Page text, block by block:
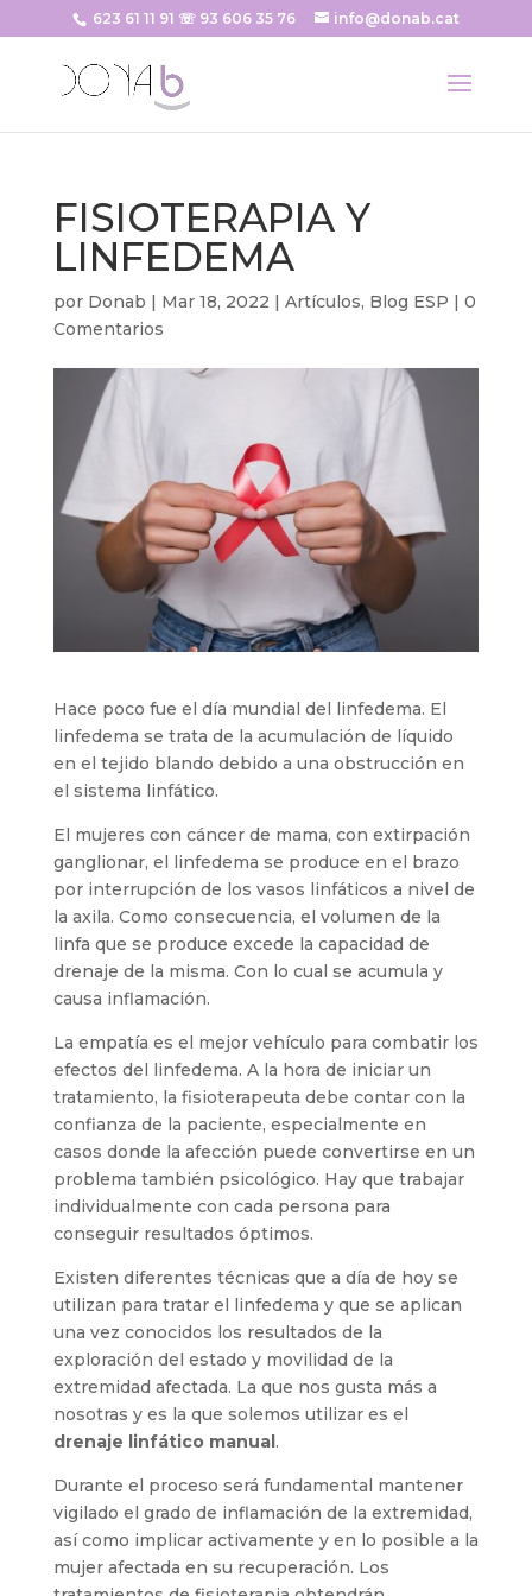
623 61 11 91 ☏ 93 606 35 76 info@donab.cat
FISIOTERAPIA Y
LINFEDEMA
por Donab | Mar 18, 2022 | Artículos, Blog ESP | 0
Comentarios
Hace poco fue el día mundial del linfedema. El
linfedema se trata de la acumulación de líquido
en el tejido blando debido a una obstrucción en
el sistema linfático.
El mujeres con cáncer de mama, con extirpación
ganglionar, el linfedema se produce en el brazo
por interrupción de los vasos linfáticos a nivel de
la axila. Como consecuencia, el volumen de la
linfa que se produce excede la capacidad de
drenaje de la misma. Con lo cual se acumula y
causa inflamación.
La empatía es el mejor vehículo para combatir los
efectos del linfedema. A la hora de iniciar un
tratamiento, la fisioterapeuta debe contar con la
confianza de la paciente, especialmente en
casos donde la afección puede convertirse en un
problema también psicológico. Hay que trabajar
individualmente con cada persona para
conseguir resultados óptimos.
Existen diferentes técnicas que a día de hoy se
utilizan para tratar el linfedema y que se aplican
una vez conocidos los resultados de la
exploración del estado y movilidad de la
extremidad afectada. La que nos gusta más a
nosotras y es la que solemos utilizar es el
drenaje linfático manual.
Durante el proceso será fundamental mantener
vigilado el grado de inflamación de la extremidad,
así como implicar activamente y en lo posible a la
mujer afectada en su recuperación. Los